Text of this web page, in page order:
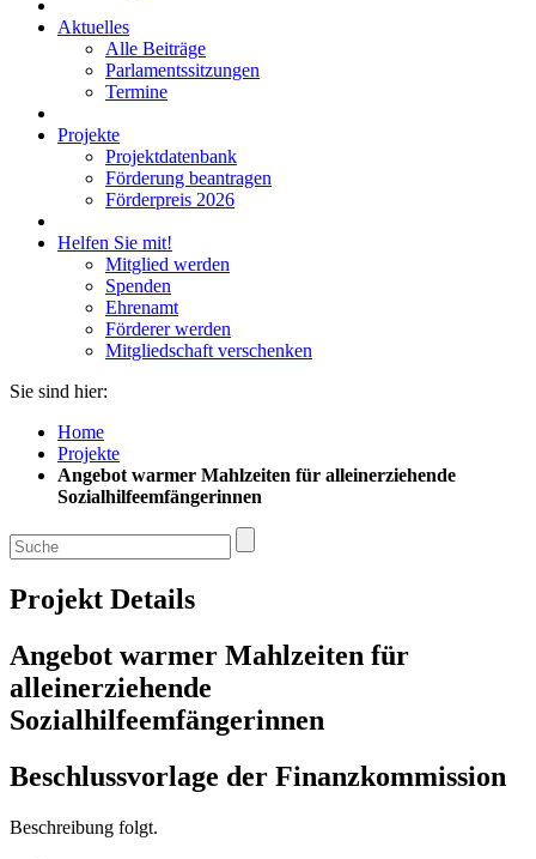
Aktuelles
Alle Beiträge
Parlamentssitzungen
Termine
Projekte
Projektdatenbank
Förderung beantragen
Förderpreis 2026
Helfen Sie mit!
Mitglied werden
Spenden
Ehrenamt
Förderer werden
Mitgliedschaft verschenken
Sie sind hier:
Home
Projekte
Angebot warmer Mahlzeiten für alleinerziehende
Sozialhilfeemfängerinnen
Projekt Details
Angebot warmer Mahlzeiten für
alleinerziehende
Sozialhilfeemfängerinnen
Beschlussvorlage der Finanzkommission
Beschreibung folgt.